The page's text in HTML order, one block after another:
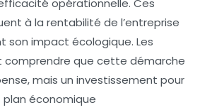
opérationnelle. Ces
à la rentabilité de l’entreprise
son impact écologique. Les
comprendre que cette démarche
mais un investissement pour
plan économique